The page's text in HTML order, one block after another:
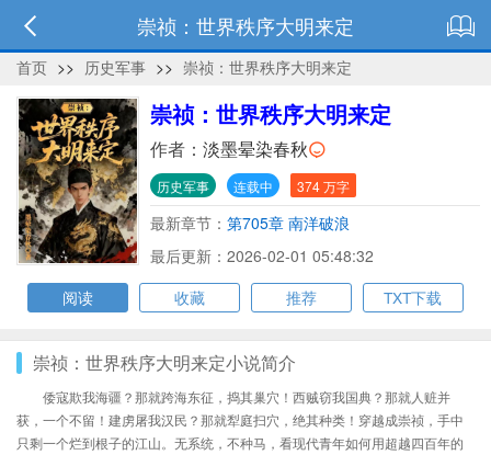
崇祯：世界秩序大明来定
首页 >> 历史军事 >> 崇祯：世界秩序大明来定
崇祯：世界秩序大明来定
作者： 淡墨晕染春秋
历史军事 连载中 374 万字
最新章节： 第705章 南洋破浪
最后更新：2026-02-01 05:48:32
阅读
收藏 推荐 TXT下载
崇祯：世界秩序大明来定小说简介
倭寇欺我海疆？那就跨海东征，捣其巢穴！西贼窃我国典？那就人赃并
获，一个不留！建虏屠我汉民？那就犁庭扫穴，绝其种类！穿越成崇祯，手中
只剩一个烂到根子的江山。无系统，不种马，看现代青年如何用超越四百年的